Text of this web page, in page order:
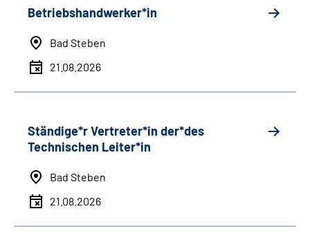
Betriebshandwerker*in
Bad Steben
21.08.2026
Ständige*r Vertreter*in der*des
Technischen Leiter*in
Bad Steben
21.08.2026